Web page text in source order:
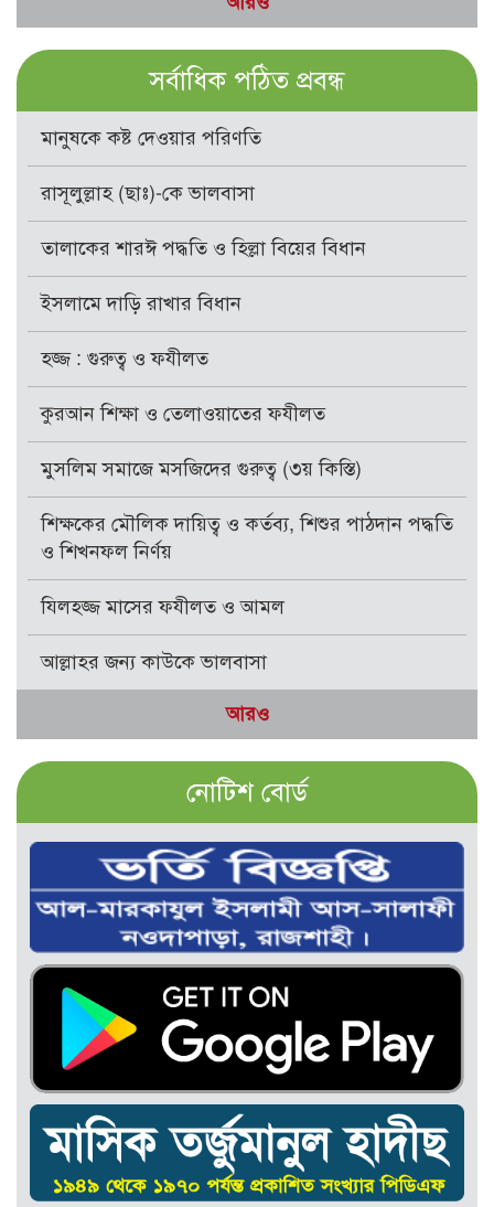
সর্বাধিক পঠিত প্রবন্ধ
মানুষকে কষ্ট দেওয়ার পরিণতি
রাসূলুল্লাহ (ছাঃ)-কে ভালবাসা
তালাকের শারঈ পদ্ধতি ও হিল্লা বিয়ের বিধান
ইসলামে দাড়ি রাখার বিধান
হজ্জ : গুরুত্ব ও ফযীলত
কুরআন শিক্ষা ও তেলাওয়াতের ফযীলত
মুসলিম সমাজে মসজিদের গুরুত্ব (৩য় কিস্তি)
শিক্ষকের মৌলিক দায়িত্ব ও কর্তব্য, শিশুর পাঠদান পদ্ধতি
ও শিখনফল নির্ণয়
যিলহজ্জ মাসের ফযীলত ও আমল
আল্লাহর জন্য কাউকে ভালবাসা
আরও
নোটিশ বোর্ড